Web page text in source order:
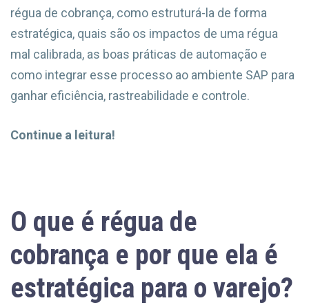
régua de cobrança, como estruturá-la de forma
estratégica, quais são os impactos de uma régua
mal calibrada, as boas práticas de automação e
como integrar esse processo ao ambiente SAP para
ganhar eficiência, rastreabilidade e controle.
Continue a leitura!
O que é régua de
cobrança e por que ela é
estratégica para o varejo?